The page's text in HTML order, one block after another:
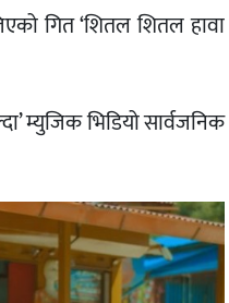
गित ‘शितल शितल हावा
म्युजिक भिडियो सार्वजनिक